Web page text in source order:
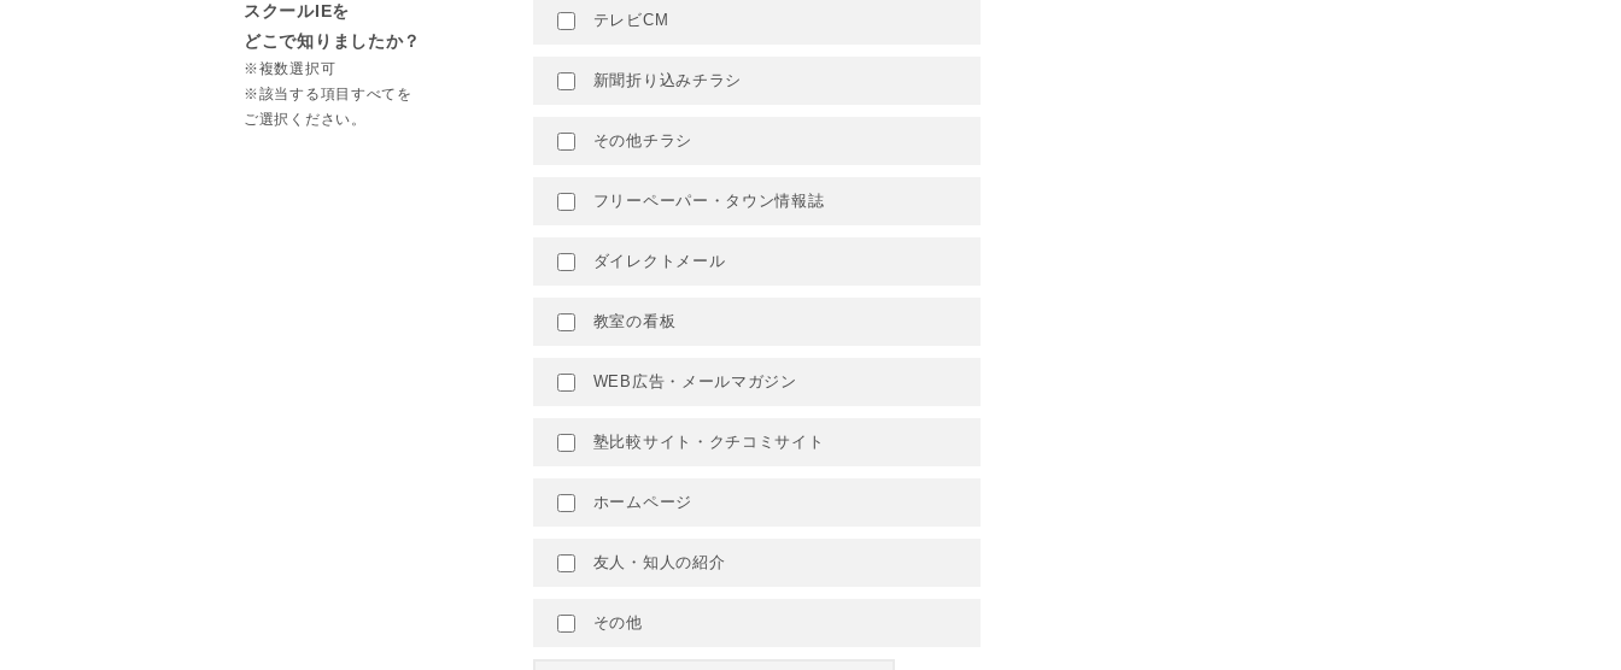
スクールIEを
どこで知りましたか？
※複数選択可
※該当する項目すべてを
ご選択ください。
テレビCM
新聞折り込みチラシ
その他チラシ
フリーペーパー・タウン情報誌
ダイレクトメール
教室の看板
WEB広告・メールマガジン
塾比較サイト・クチコミサイト
ホームページ
友人・知人の紹介
その他